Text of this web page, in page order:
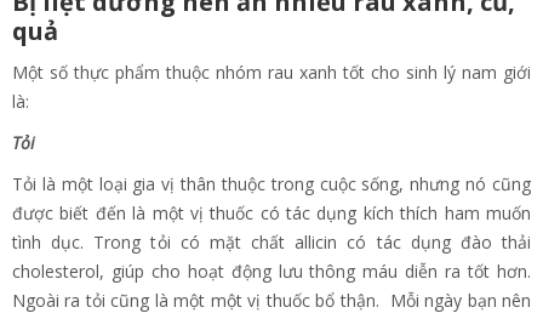
quả
Một số thực phẩm thuộc nhóm rau xanh tốt cho sinh lý nam giới
là:
Tỏi
Tỏi là một loại gia vị thân thuộc trong cuộc sống, nhưng nó cũng
được biết đến là một vị thuốc có tác dụng kích thích ham muốn
tình dục. Trong tỏi có mặt chất allicin có tác dụng đào thải
cholesterol, giúp cho hoạt động lưu thông máu diễn ra tốt hơn.
Ngoài ra tỏi cũng là một một vị thuốc bổ thận. Mỗi ngày bạn nên